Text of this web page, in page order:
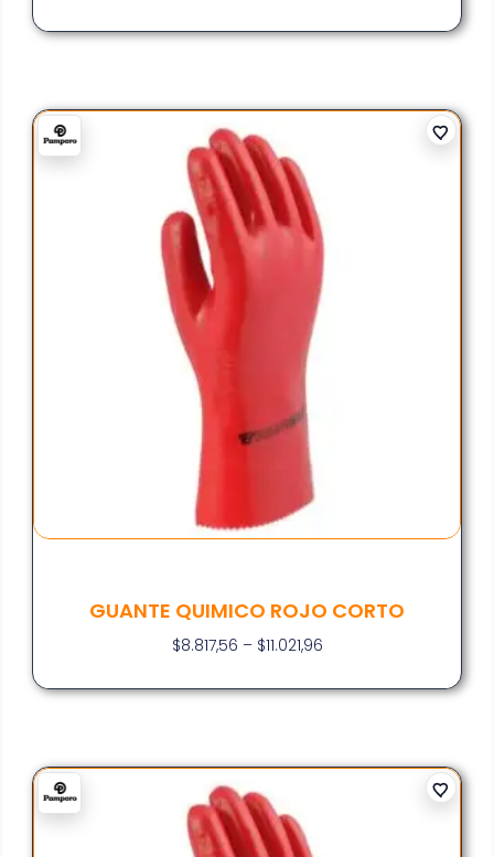
GUANTE QUIMICO ROJO CORTO
$8.817,56 – $11.021,96